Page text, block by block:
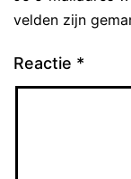
velden zijn
Reactie *